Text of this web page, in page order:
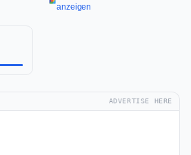
anzeigen
ADVERTISE HERE